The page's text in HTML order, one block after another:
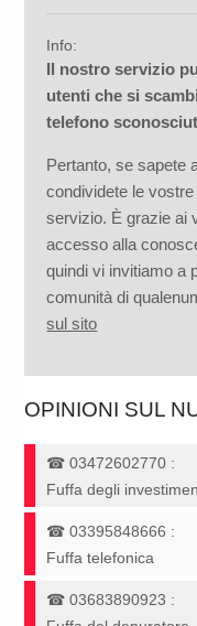
Info:
Il nostro servizio
utenti che si
telefono
Pertanto, se sapete
condividete le
servizio. È grazie ai
accesso alla
quindi vi invitiamo a
comunità di
sul sito
OPINIONI SUL
☎03472602770 :
Fuffa degli
☎03395848666 :
Fuffa telefonica
☎03683890923 :